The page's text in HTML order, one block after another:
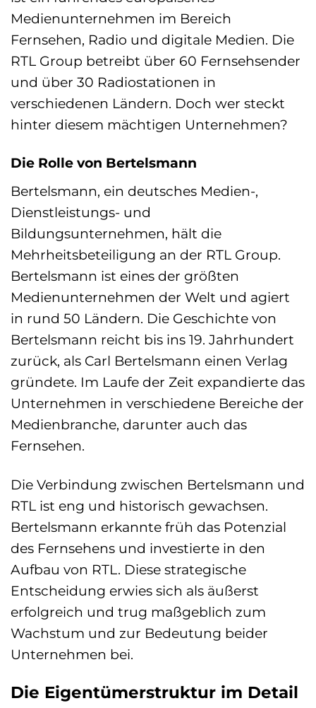
Medienunternehmen im Bereich
Fernsehen, Radio und digitale Medien. Die
RTL Group betreibt über 60 Fernsehsender
und über 30 Radiostationen in
verschiedenen Ländern. Doch wer steckt
hinter diesem mächtigen Unternehmen?
Die Rolle von Bertelsmann
Bertelsmann, ein deutsches Medien-,
Dienstleistungs- und
Bildungsunternehmen, hält die
Mehrheitsbeteiligung an der RTL Group.
Bertelsmann ist eines der größten
Medienunternehmen der Welt und agiert
in rund 50 Ländern. Die Geschichte von
Bertelsmann reicht bis ins 19. Jahrhundert
zurück, als Carl Bertelsmann einen Verlag
gründete. Im Laufe der Zeit expandierte das
Unternehmen in verschiedene Bereiche der
Medienbranche, darunter auch das
Fernsehen.
Die Verbindung zwischen Bertelsmann und
RTL ist eng und historisch gewachsen.
Bertelsmann erkannte früh das Potenzial
des Fernsehens und investierte in den
Aufbau von RTL. Diese strategische
Entscheidung erwies sich als äußerst
erfolgreich und trug maßgeblich zum
Wachstum und zur Bedeutung beider
Unternehmen bei.
Die Eigentümerstruktur im Detail